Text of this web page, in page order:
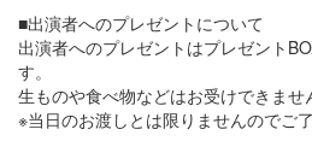
■出演者へのプレゼントについて
出演者へのプレゼントはプレゼント
す。
生ものや食べ物などはお受けできませ
※当日のお渡しとは限りませんのでご了